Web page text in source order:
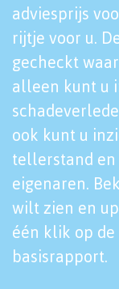
adviesprijs
rijtje voor u.
gecheckt
alleen kunt u
ook kunt u
tellerstand en
eigenaren.
wilt zien en
één klik op
basisrapport.